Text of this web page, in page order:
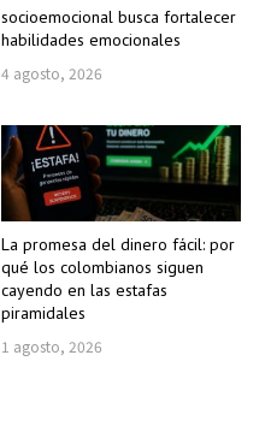
socioemocional busca fortalecer
habilidades emocionales
4 agosto, 2026
La promesa del dinero fácil: por
qué los colombianos siguen
cayendo en las estafas
piramidales
1 agosto, 2026